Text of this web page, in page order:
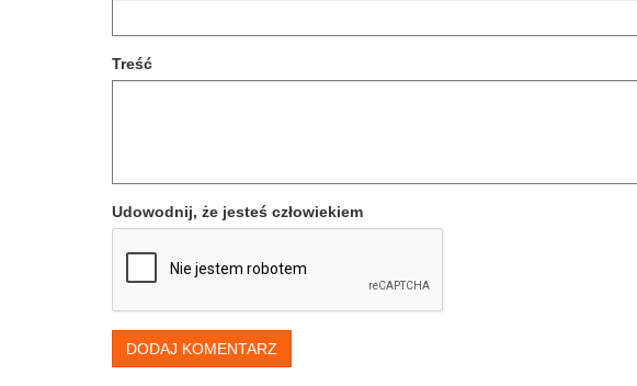
Treść
Udowodnij, że jesteś człowiekiem
DODAJ KOMENTARZ